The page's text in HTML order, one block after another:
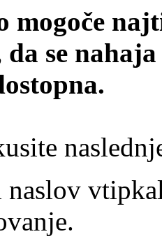
mogoče
se
naslov